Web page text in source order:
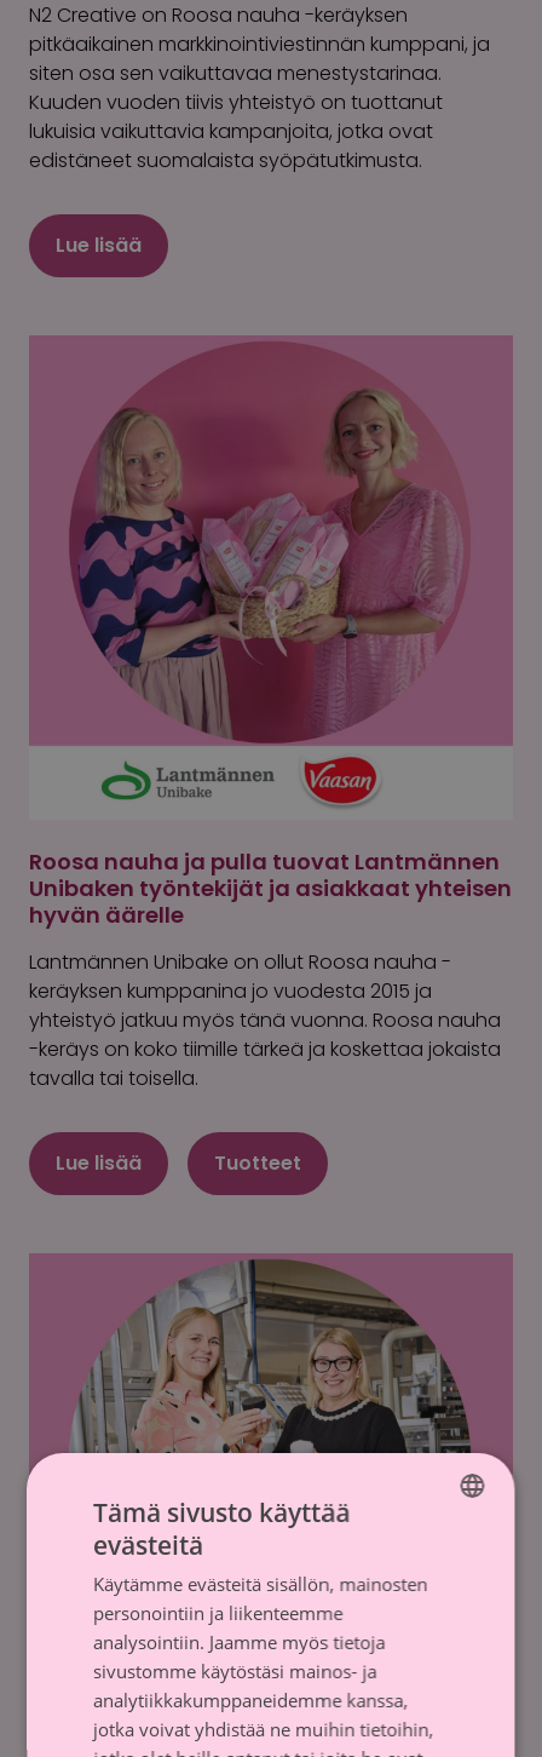
N2 Creative on Roosa nauha -keräyksen
pitkäaikainen markkinointiviestinnän kumppani, ja
siten osa sen vaikuttavaa menestystarinaa.
Kuuden vuoden tiivis yhteistyö on tuottanut
lukuisia vaikuttavia kampanjoita, jotka ovat
edistäneet suomalaista syöpätutkimusta.
Lue lisää
Roosa nauha ja pulla tuovat Lantmännen
Unibaken työntekijät ja asiakkaat yhteisen
hyvän äärelle
Lantmännen Unibake on ollut Roosa nauha -
keräyksen kumppanina jo vuodesta 2015 ja
yhteistyö jatkuu myös tänä vuonna. Roosa nauha
-keräys on koko tiimille tärkeä ja koskettaa jokaista
tavalla tai toisella.
Lue lisää Tuotteet
SWEDISH
Tämä sivusto käyttää
evästeitä
Käytämme evästeitä sisällön, mainosten
personointiin ja liikenteemme
analysointiin. Jaamme myös tietoja
sivustomme käytöstäsi mainos- ja
analytiikkakumppaneidemme kanssa,
jotka voivat yhdistää ne muihin tietoihin,